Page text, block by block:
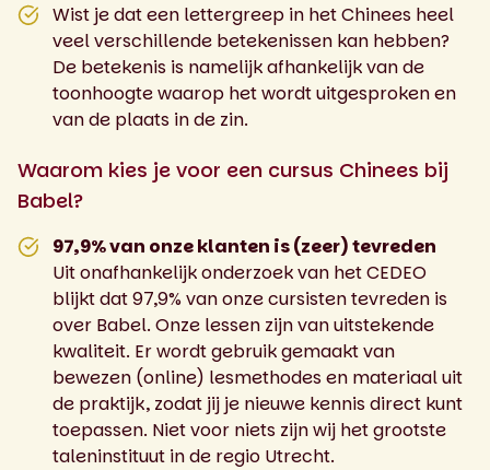
Wist je dat een lettergreep in het Chinees heel
veel verschillende betekenissen kan hebben?
De betekenis is namelijk afhankelijk van de
toonhoogte waarop het wordt uitgesproken en
van de plaats in de zin.
Waarom kies je voor een cursus Chinees bij
Babel?
97,9% van onze klanten is (zeer) tevreden
Uit onafhankelijk onderzoek van het CEDEO
blijkt dat 97,9% van onze cursisten tevreden is
over Babel. Onze lessen zijn van uitstekende
kwaliteit. Er wordt gebruik gemaakt van
bewezen (online) lesmethodes en materiaal uit
de praktijk, zodat jij je nieuwe kennis direct kunt
toepassen. Niet voor niets zijn wij het grootste
taleninstituut in de regio Utrecht.